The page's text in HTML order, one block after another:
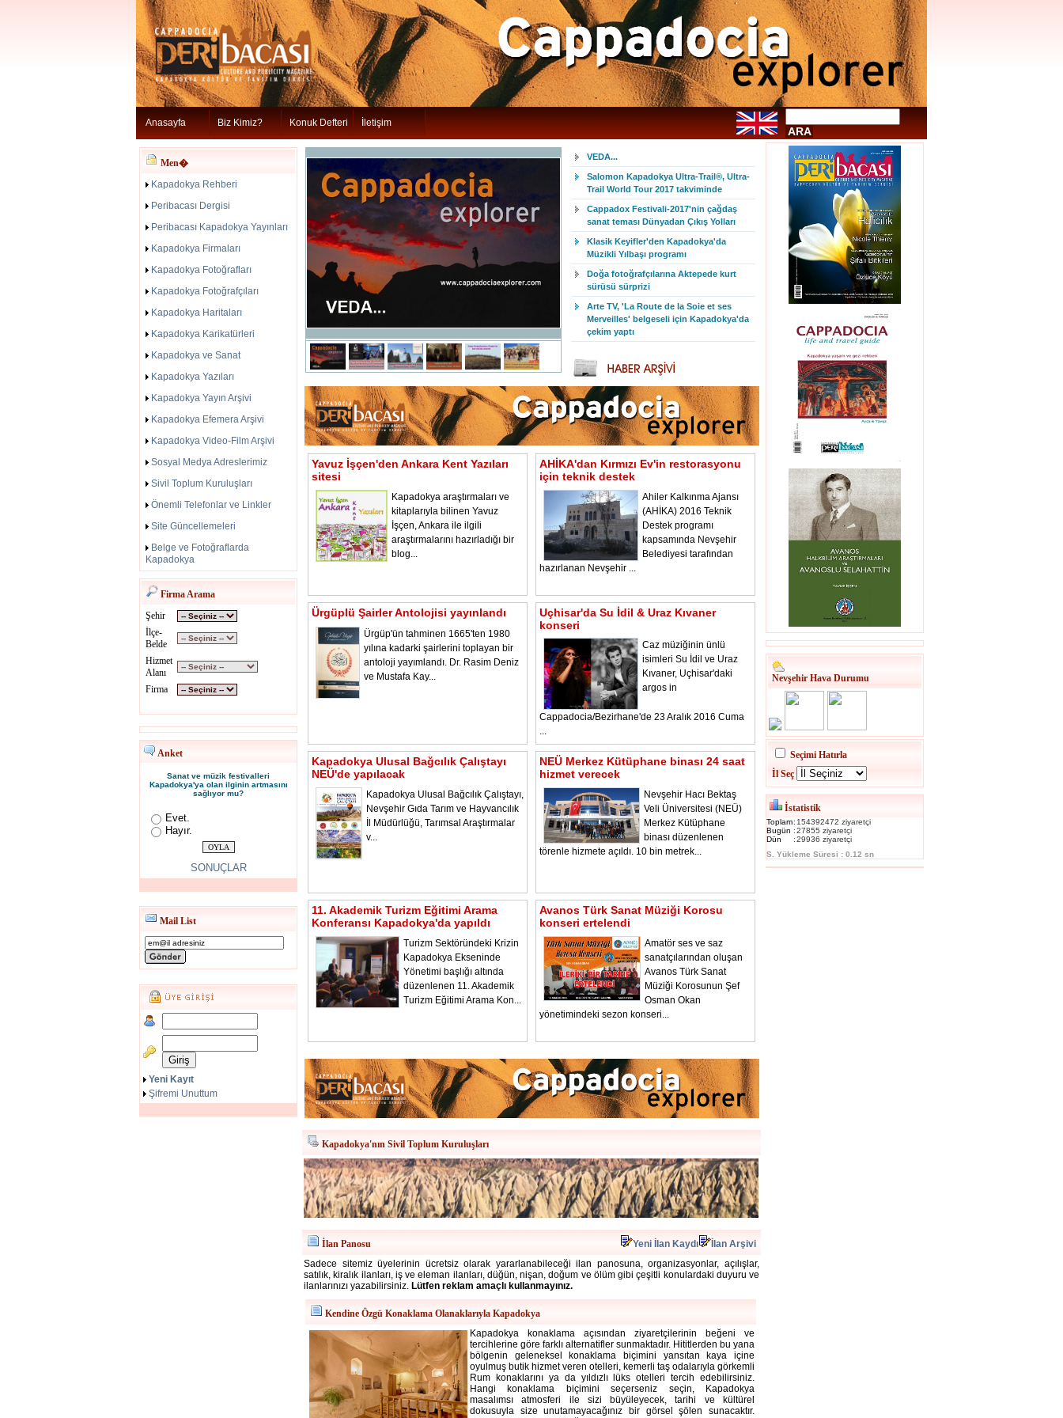
Anasayfa Biz Kimiz? Konuk Defteri İletişim
Men�
Kapadokya Rehberi
Peribacası Dergisi
Peribacası Kapadokya Yayınları
Kapadokya Firmaları
Kapadokya Fotoğrafları
Kapadokya Fotoğrafçıları
Kapadokya Haritaları
Kapadokya Karikatürleri
Kapadokya ve Sanat
Kapadokya Yazıları
Kapadokya Yayın Arşivi
Kapadokya Efemera Arşivi
Kapadokya Video-Film Arşivi
Sosyal Medya Adreslerimiz
Sivil Toplum Kuruluşları
Önemli Telefonlar ve Linkler
Site Güncellemeleri
Belge ve Fotoğraflarda
Kapadokya
Firma Arama
Şehir
İlçe-
Belde
Hizmet
Alanı
Firma
Anket
Sanat ve müzik festivalleri
Kapadokya'ya olan ilginin artmasını
sağlıyor mu?
Evet.
Hayır.
SONUÇLAR
Mail List
Yeni Kayıt
Şifremi Unuttum
VEDA...
Salomon Kapadokya Ultra-Trail®, Ultra-
Trail World Tour 2017 takviminde
Cappadox Festivali-2017'nin çağdaş
sanat teması Dünyadan Çıkış Yolları
Klasik Keyifler'den Kapadokya'da
Müzikli Yılbaşı programı
Doğa fotoğrafçılarına Aktepede kurt
sürüsü sürprizi
Arte TV, 'La Route de la Soie et ses
Merveilles' belgeseli için Kapadokya'da
çekim yaptı
Yavuz İşçen'den Ankara Kent Yazıları
sitesi
Kapadokya araştırmaları ve
kitaplarıyla bilinen Yavuz
İşçen, Ankara ile ilgili
araştırmalarını hazırladığı bir
blog...
AHİKA'dan Kırmızı Ev'in restorasyonu
için teknik destek
Ahiler Kalkınma Ajansı
(AHİKA) 2016 Teknik
Destek programı
kapsamında Nevşehir
Belediyesi tarafından
hazırlanan Nevşehir ...
Ürgüplü Şairler Antolojisi yayınlandı
Ürgüp'ün tahminen 1665'ten 1980
yılına kadarki şairlerini toplayan bir
antoloji yayımlandı. Dr. Rasim Deniz
ve Mustafa Kay...
Uçhisar'da Su İdil & Uraz Kıvaner
konseri
Caz müziğinin ünlü
isimleri Su İdil ve Uraz
Kıvaner, Uçhisar'daki
argos in
Cappadocia/Bezirhane'de 23 Aralık 2016 Cuma
...
Kapadokya Ulusal Bağcılık Çalıştayı
NEÜ'de yapılacak
Kapadokya Ulusal Bağcılık Çalıştayı,
Nevşehir Gıda Tarım ve Hayvancılık
İl Müdürlüğü, Tarımsal Araştırmalar
v...
NEÜ Merkez Kütüphane binası 24 saat
hizmet verecek
Nevşehir Hacı Bektaş
Veli Üniversitesi (NEÜ)
Merkez Kütüphane
binası düzenlenen
törenle hizmete açıldı. 10 bin metrek...
11. Akademik Turizm Eğitimi Arama
Konferansı Kapadokya'da yapıldı
Turizm Sektöründeki Krizin
Kapadokya Ekseninde
Yönetimi başlığı altında
düzenlenen 11. Akademik
Turizm Eğitimi Arama Kon...
Avanos Türk Sanat Müziği Korosu
konseri ertelendi
Amatör ses ve saz
sanatçılarından oluşan
Avanos Türk Sanat
Müziği Korosunun Şef
Osman Okan
yönetimindeki sezon konseri...
Kapadokya'nın Sivil Toplum Kuruluşları
İlan Panosu Yeni İlan Kaydı
İlan Arşivi
Sadece sitemiz üyelerinin ücretsiz olarak yararlanabileceği ilan panosuna, organizasyonlar, açılışlar,
satılık, kiralık ilanları, iş ve eleman ilanları, düğün, nişan, doğum ve ölüm gibi çeşitli konulardaki duyuru ve
ilanlarınızı yazabilirsiniz. Lütfen reklam amaçlı kullanmayınız.
Kendine Özgü Konaklama Olanaklarıyla Kapadokya
Kapadokya konaklama
açısından ziyaretçilerinin beğeni ve
tercihlerine göre farklı alternatifler sunmaktadır. Hititlerden bu yana
bölgenin geleneksel konaklama biçimini yansıtan kaya içine
oyulmuş butik hizmet veren otelleri, kemerli taş odalarıyla görkemli
Rum konaklarını ya da yıldızlı lüks otelleri tercih edebilirsiniz.
Hangi konaklama biçimini seçerseniz seçin, Kapadokya
masalımsı atmosferi ile sizi büyüleyecek, tarihi ve kültürel
dokusuyla size unutamayacağınız bir görsel şölen sunacaktır.
Nevşehir Hava Durumu
Seçimi Hatırla
İl Seç
İstatistik
Toplam: 154392472 ziyaretçi
Bugün :27855 ziyaretçi
Dün
:29936 ziyaretçi
S. Yükleme Süresi : 0.12 sn